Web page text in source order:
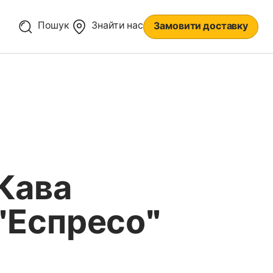
Пошук Знайти нас Замовити доставку